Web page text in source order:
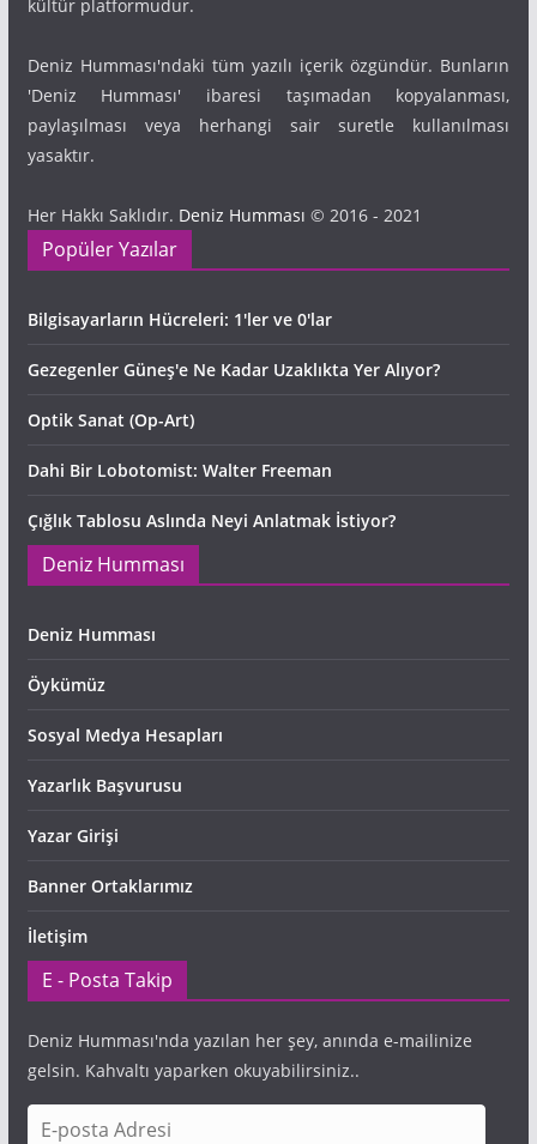
kültür platformudur.
Deniz Humması'ndaki tüm yazılı içerik özgündür. Bunların
'Deniz Humması' ibaresi taşımadan kopyalanması,
paylaşılması veya herhangi sair suretle kullanılması
yasaktır.
Her Hakkı Saklıdır. Deniz Humması © 2016 - 2021
Popüler Yazılar
Bilgisayarların Hücreleri: 1'ler ve 0'lar
Gezegenler Güneş'e Ne Kadar Uzaklıkta Yer Alıyor?
Optik Sanat (Op-Art)
Dahi Bir Lobotomist: Walter Freeman
Çığlık Tablosu Aslında Neyi Anlatmak İstiyor?
Deniz Humması
Deniz Humması
Öykümüz
Sosyal Medya Hesapları
Yazarlık Başvurusu
Yazar Girişi
Banner Ortaklarımız
İletişim
E - Posta Takip
Deniz Humması'nda yazılan her şey, anında e-mailinize
gelsin. Kahvaltı yaparken okuyabilirsiniz..